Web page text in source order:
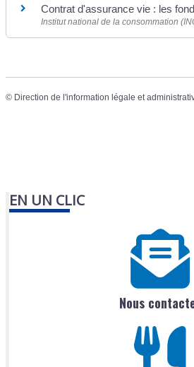
Contrat d'assurance vie : les
Institut national de la consommation
© Direction de l'information légale et
EN UN CLIC
Nous